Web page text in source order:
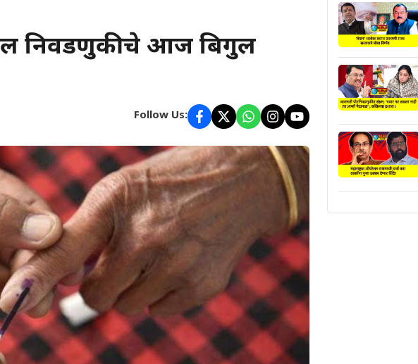
निवडणुकीचे आज बिगुल
Follow Us: